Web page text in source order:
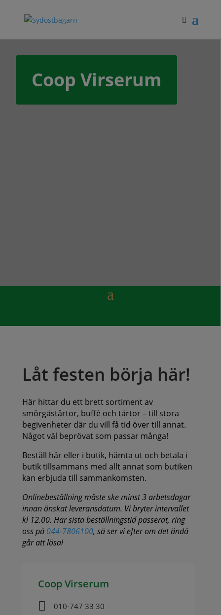
Coop Virserum
Låt festen börja här!
Här hittar du ett brett sortiment av
smörgåstårtor, buffé och tårtor – till stora
begivenheter där du vill få tid över till annat.
Något väl beprövat som passar många!
Beställ här eller i butik, hämta ut och betala i
butik tillsammans med allt annat som butiken
kan erbjuda till sammankomsten.
Onlinebeställning måste ske minst 3 arbetsdagar
innan önskat leveransdatum. Vi bryter intervallet
kl 12.00. Har sista beställningstid passerat, ring
oss på 044-7806100, så ser vi efter om det ändå
går att lösa!
Coop Virserum
 010-747 33 30